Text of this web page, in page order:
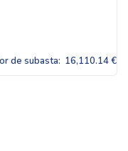
de subasta: 16,110.14 €